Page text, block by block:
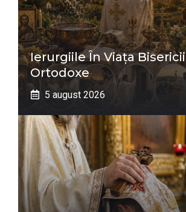
Ierurgiile În Viața Bisericii
Ortodoxe
5 august 2026